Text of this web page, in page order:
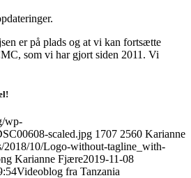
er på plads og at vi kan fortsætte
som vi har gjort siden 2011. Vi
wp-
scaled.jpg 1707 2560 Karianne
2018/10/Logo-without-tagline_with-
Karianne Fjære2019-11-08
Videoblog fra Tanzania